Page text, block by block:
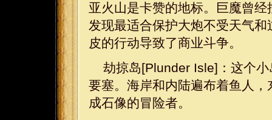
亚火山是卡赞的地标。巨魔曾
发现最适合保护大炮不受天气
皮的行动导致了商业斗争。
劫掠岛[Plunder Isle]：这个
要塞。海岸和内陆遍布着鱼人
成石像的冒险者。